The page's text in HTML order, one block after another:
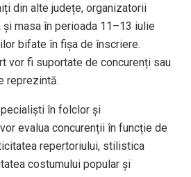
din alte județe, organizatorii
masa în perioada 11–13 iulie
bifate în fișa de înscriere.
vor fi suportate de concurenți sau
reprezintă.
în folclor și
evalua concurenții în funcție de
repertoriului, stilistica
costumului popular și